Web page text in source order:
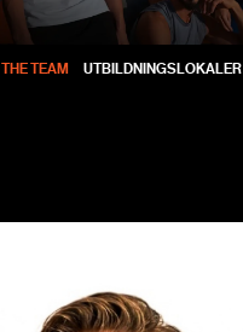
THE TEAM UTBILDNINGSLOKALER